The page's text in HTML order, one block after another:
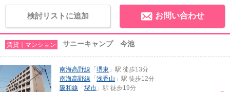
検討リストに追加 お問い合わせ
賃貸｜マンション サニーキャンプ 今池
南海高野線 「 堺東 」駅 徒歩13分
南海高野線 「 浅香山 」駅 徒歩12分
阪和線 「 堺市 」駅 徒歩19分